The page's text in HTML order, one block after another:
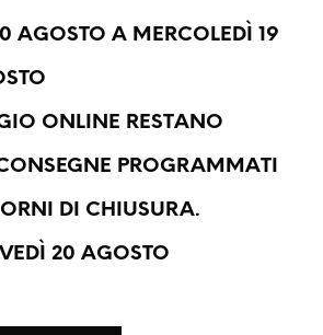
INNLED – T4-
NOLEGGIO INNLED T4-E A
ILLUMINAZIONE A LED CON
ADATTO A PRESENTAZIONI
QUESTO PRODOTTO È
SU ALLESTIMENTI DOVE
LA SUPERVISIONE DA
AGOSTO A MERCOLEDÌ 19
ONLINE RESTANO
PROGRAMMATI
DI CHIUSURA.
20 AGOSTO